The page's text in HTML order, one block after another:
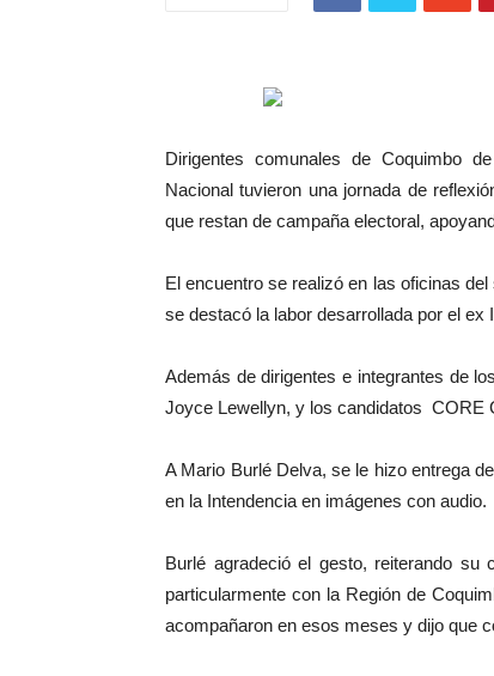
Dirigentes comunales de Coquimbo
Nacional tuvieron una jornada de
que restan de campaña electoral,
El encuentro se realizó en las oficinas
se destacó la labor desarrollada por el ex
Además de dirigentes e integrantes de
Joyce Lewellyn, y los candidatos CORE
A Mario Burlé Delva, se le hizo entrega
en la Intendencia en imágenes con audio.
Burlé agradeció el gesto, reiterando su
particularmente con la Región de
acompañaron en esos meses y dijo que